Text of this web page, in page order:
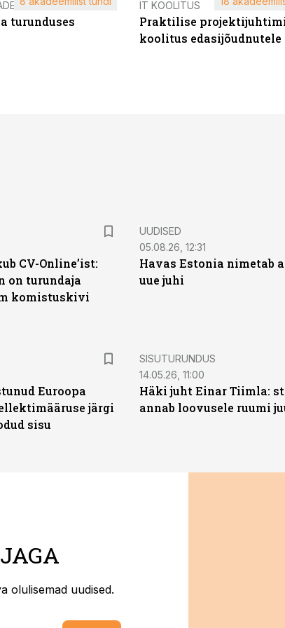
turunduses
IT KOOLITUS
Praktilise
koolitus edasijõudnutele
CV-Online’ist:
on turundaja
komistuskivi
UUDISED
05.08.26, 12:31
Havas Estonia nimetab
uue juhi
Euroopa
järgi
sisu
ST
SISUTURUNDUS
14.05.26, 11:00
Häki juht Einar Tiimla:
annab loovusele ruumi
olulisemad uudised.